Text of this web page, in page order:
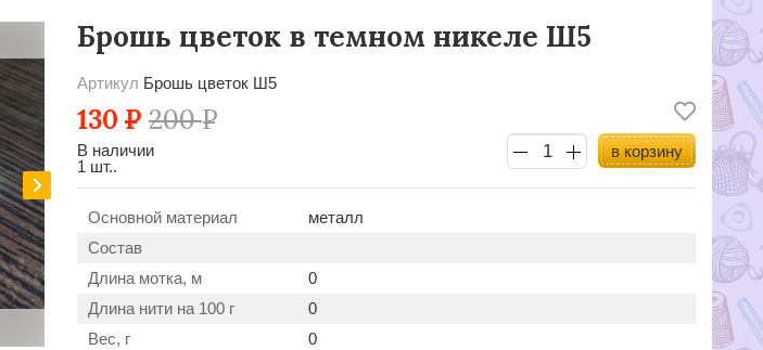
Брошь цветок в темном никеле Ш5
Артикул Брошь цветок Ш5
130 Р 200Р
В наличии
1 шт..
в корзину
Основной материал
металл
Состав
Длина мотка, м
0
Длина нити на 100 г
0
Вес, г
0